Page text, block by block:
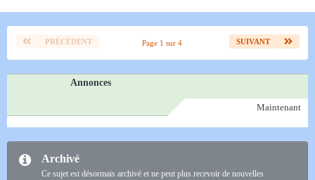
PRÉCÉDENT SUIVANT
Page 1 sur 4
Annonces
Maintenant
Archivé
Ce sujet est désormais archivé et ne peut plus recevoir de nouvelles